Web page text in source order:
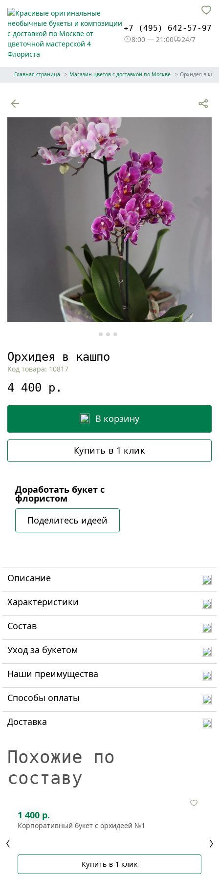
+7 (495) 642-57-97
8:00 — 21:00
24/7
Главная страница Магазин цветов с доставкой по Москве Орхидея в
Орхидея в кашпо
Код товара: 10817
4 400 р.
В корзину
Купить в 1 клик
Доработать букет с
флористом
Поделитесь идеей
Описание
Характеристики
Состав
Уход за букетом
Наши преимущества
Способы оплаты
Доставка
Похожие по
составу
1 400 р.
Корпоративный букет с орхидеей №1
Купить в 1 клик